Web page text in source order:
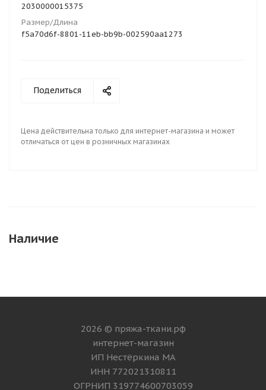
2030000015375
Размер/Длина
f5a70d6f-8801-11eb-bb9b-002590aa1273
Поделиться
Цена действительна только для интернет-магазина и может
отличаться от цен в розничных магазинах
Наличие
2026 © пряжа-ткани.рф
интернет-магазин
ИП Нестёркина МА
ИНН 772021310811
ОГРНИП 319774600703059